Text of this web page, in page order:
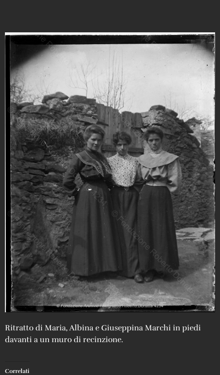
Ritratto di Maria, Albina e Giuseppina Marchi in piedi
davanti a un muro di recinzione.
Correlati